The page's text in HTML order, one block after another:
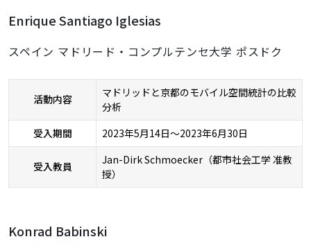
Enrique Santiago Iglesias
スペイン マドリード・コンプルテンセ大学 ポスドク
活動内容
マドリッドと京都のモバイル空間統計の比較
分析
受入期間
2023年5月14日～2023年6月30日
受入教員
Jan-Dirk Schmoecker（都市社会工学 准教
授）
Konrad Babinski